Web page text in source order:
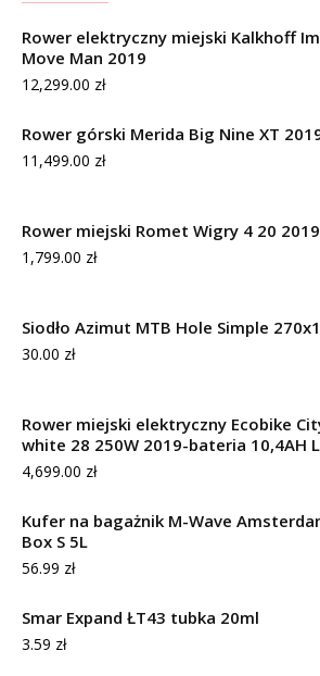
Rower elektryczny miejski Kalkhoff
Move Man 2019
12,299.00 zł
Rower górski Merida Big Nine XT
11,499.00 zł
Rower miejski Romet Wigry 4 20 2019
1,799.00 zł
Siodło Azimut MTB Hole Simple
30.00 zł
Rower miejski elektryczny Ecobike
white 28 250W 2019-bateria 10,4AH
4,699.00 zł
Kufer na bagażnik M-Wave
Box S 5L
56.99 zł
Smar Expand ŁT43 tubka 20ml
3.59 zł